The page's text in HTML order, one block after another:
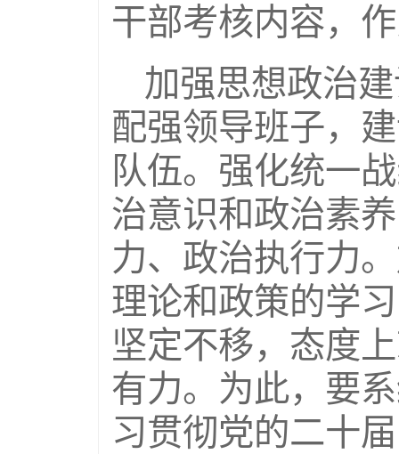
干部考核内容，
加强思想政治
配强领导班子，
队伍。强化统一
治意识和政治素
力、政治执行力
理论和政策的学
坚定不移，态度
有力。为此，要
习贯彻党的二十